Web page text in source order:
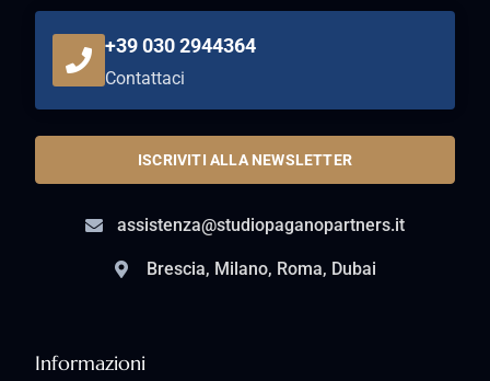
Informazioni
+39 030 2944364
Contattaci
ISCRIVITI ALLA NEWSLETTER
assistenza@studiopaganopartners.it
Brescia, Milano, Roma, Dubai